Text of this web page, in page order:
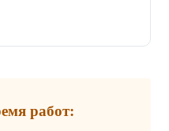
работ: